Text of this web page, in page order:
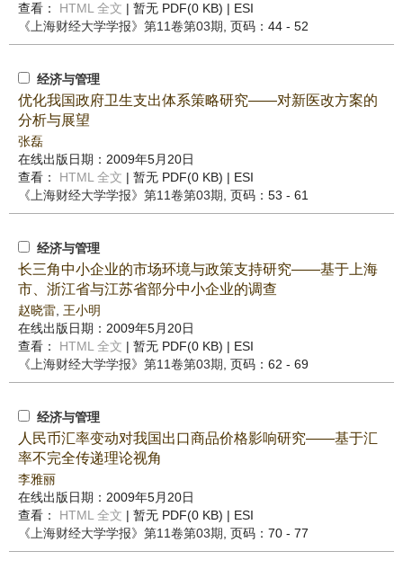
查看： HTML 全文 | 暂无 PDF(0 KB) | ESI
《上海财经大学学报》 第11卷第03期 , 页码：44 - 52
经济与管理
优化我国政府卫生支出体系策略研究——对新医改方案的
分析与展望
张磊
在线出版日期：2009年5月20日
查看： HTML 全文 | 暂无 PDF(0 KB) | ESI
《上海财经大学学报》 第11卷第03期 , 页码：53 - 61
经济与管理
长三角中小企业的市场环境与政策支持研究——基于上海
市、浙江省与江苏省部分中小企业的调查
赵晓雷 王小明
在线出版日期：2009年5月20日
查看： HTML 全文 | 暂无 PDF(0 KB) | ESI
《上海财经大学学报》 第11卷第03期 , 页码：62 - 69
经济与管理
人民币汇率变动对我国出口商品价格影响研究——基于汇
率不完全传递理论视角
李雅丽
在线出版日期：2009年5月20日
查看： HTML 全文 | 暂无 PDF(0 KB) | ESI
《上海财经大学学报》 第11卷第03期 , 页码：70 - 77